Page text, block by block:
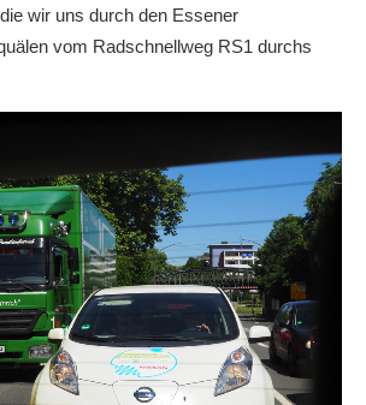
wir uns durch den Essener
vom Radschnellweg RS1 durchs